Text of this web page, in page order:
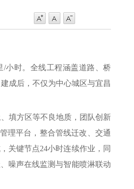
时。全线工程涵盖道路、桥
成后，不仅为中心城区与宜昌
填方区等不良地质，团队创新
理平台，整合管线迁改、交通
关键节点24小时连续作业，同
噪声在线监测与智能喷淋联动